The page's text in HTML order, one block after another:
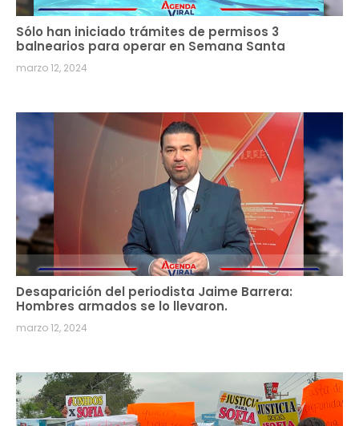
Sólo han iniciado trámites de permisos 3
balnearios para operar en Semana Santa
marzo 12, 2024
Desaparición del periodista Jaime Barrera:
Hombres armados se lo llevaron.
marzo 12, 2024